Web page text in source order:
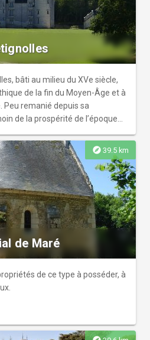
bâti au milieu du XVe siècle,
de la fin du Moyen-Âge et à
Peu remanié depuis sa
de la prospérité de l’époque
explore 39.5 km
de Maré
de ce type à posséder, à